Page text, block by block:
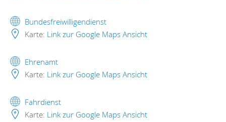
Bundesfreiwilligendienst
Karte: Link zur Google Maps Ansicht
Ehrenamt
Karte: Link zur Google Maps Ansicht
Fahrdienst
Karte: Link zur Google Maps Ansicht